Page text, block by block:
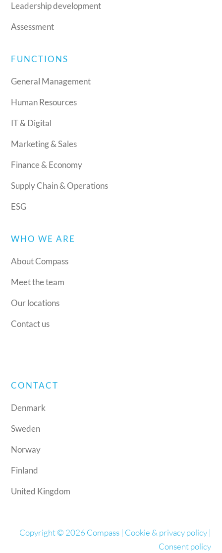
Leadership development
Assessment
FUNCTIONS
General Management
Human Resources
IT & Digital
Marketing & Sales
Finance & Economy
Supply Chain & Operations
ESG
WHO WE ARE
About Compass
Meet the team
Our locations
Contact us
CONTACT
Denmark
Sweden
Norway
Finland
United Kingdom
Copyright © 2026 Compass | Cookie & privacy policy|
Consent policy